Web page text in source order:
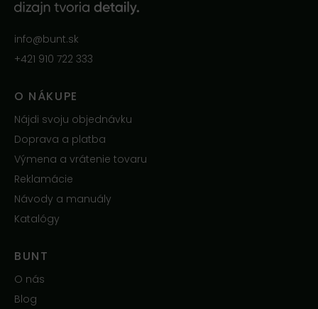
info@bunt.sk
+421 910 722 333
O NÁKUPE
Nájdi svoju objednávku
Doprava a platba
Výmena a vrátenie tovaru
Reklamácie
Návody a manuály
Katalógy
BUNT
O nás
Blog